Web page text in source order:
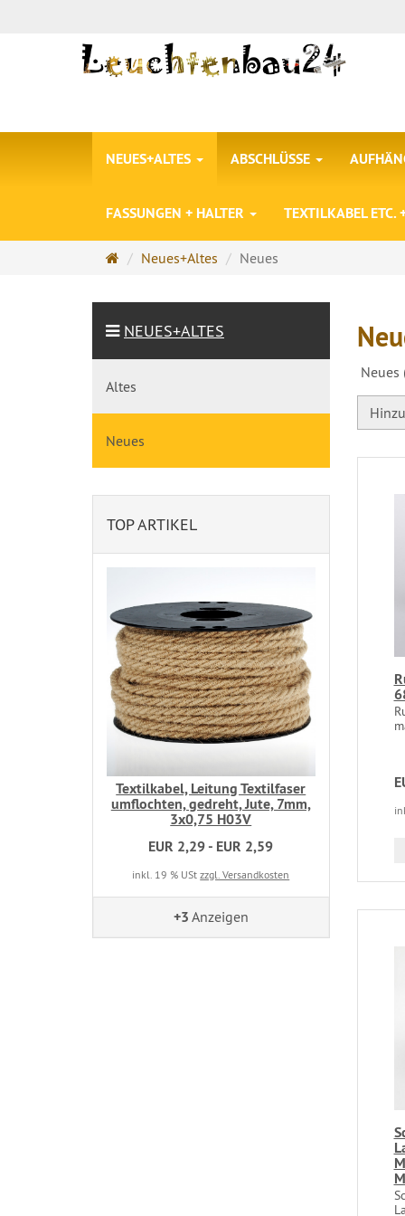
NEUES+ALTES ABSCHLÜSSE
FASSUNGEN + HALTER TEXTILKABEL ETC.
Startseite
Neues+Altes Neues
Neues
NEUES+ALTES
Altes
Neues
TOP ARTIKEL
Textilkabel, Leitung Textilfaser
umflochten, gedreht, Jute, 7mm,
3x0,75 H03V
EUR 2,29 - EUR 2,59
inkl. 19 % UStzzgl. Versandkosten
+3 Anzeigen